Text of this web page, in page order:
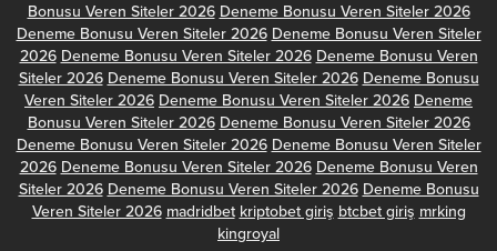
Bonusu Veren Siteler 2026 Deneme Bonusu Veren Siteler 2026
Deneme Bonusu Veren Siteler 2026 Deneme Bonusu Veren Siteler
2026 Deneme Bonusu Veren Siteler 2026 Deneme Bonusu Veren
Siteler 2026 Deneme Bonusu Veren Siteler 2026 Deneme Bonusu
Veren Siteler 2026 Deneme Bonusu Veren Siteler 2026 Deneme
Bonusu Veren Siteler 2026 Deneme Bonusu Veren Siteler 2026
Deneme Bonusu Veren Siteler 2026 Deneme Bonusu Veren Siteler
2026 Deneme Bonusu Veren Siteler 2026 Deneme Bonusu Veren
Siteler 2026 Deneme Bonusu Veren Siteler 2026 Deneme Bonusu
Veren Siteler 2026 madridbet kriptobet giriş btcbet giriş mrking
kingroyal